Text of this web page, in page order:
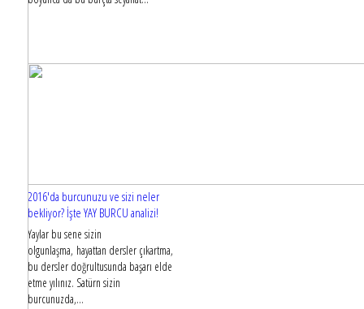
2016'da burcunuzu ve sizi neler
bekliyor? İşte YAY BURCU analizi!
Yaylar bu sene sizin
olgunlaşma, hayattan dersler çıkartma,
bu dersler doğrultusunda başarı elde
etme yılınız. Satürn sizin
burcunuzda,...